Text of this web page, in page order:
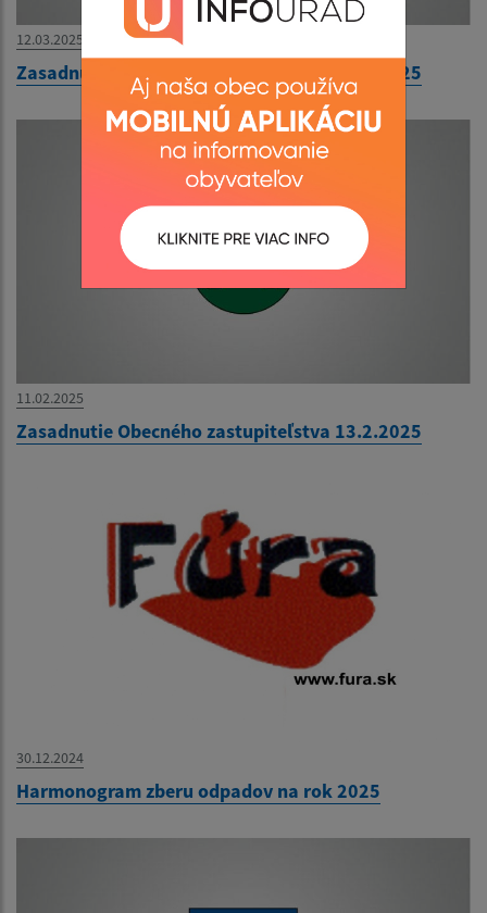
12.03.2025
Zasadnutie Obecného zastupiteľstva 18.3.2025
11.02.2025
Zasadnutie Obecného zastupiteľstva 13.2.2025
30.12.2024
Harmonogram zberu odpadov na rok 2025